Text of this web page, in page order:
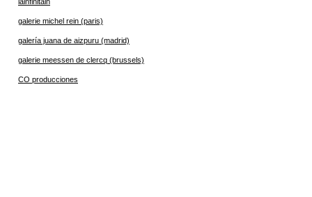
galerie michel rein (paris)
galería juana de aizpuru (madrid)
galerie meessen de clercq (brussels)
CO producciones